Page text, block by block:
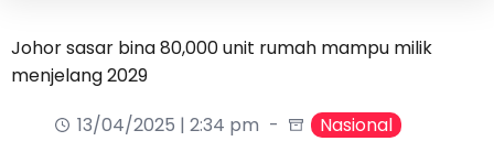
Johor sasar bina 80,000 unit rumah mampu milik
menjelang 2029
13/04/2025 | 2:34 pm
Nasional